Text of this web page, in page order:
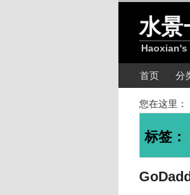
水景
主菜单首页 分
您在这里：
标签：